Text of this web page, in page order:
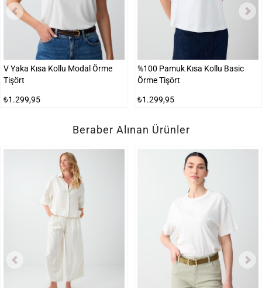
V Yaka Kısa Kollu Modal Örme
Tişört
₺1.299,95
%100 Pamuk Kısa Kollu Basic
Örme Tişört
₺1.299,95
Beraber Alınan Ürünler